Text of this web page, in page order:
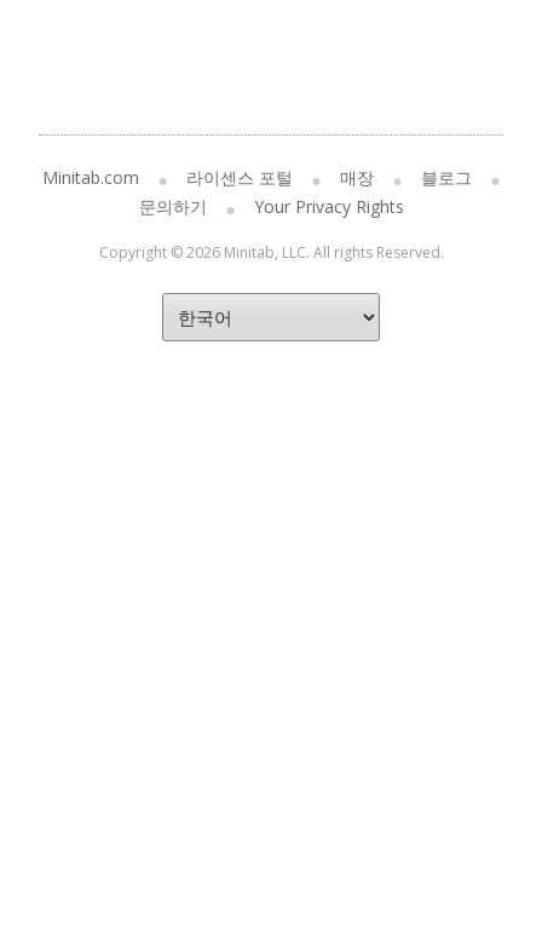
Minitab.com 라이센스 포털 매장
블로그
문의하기
Your Privacy Rights
Copyright © 2026 Minitab, LLC. All rights Reserved.